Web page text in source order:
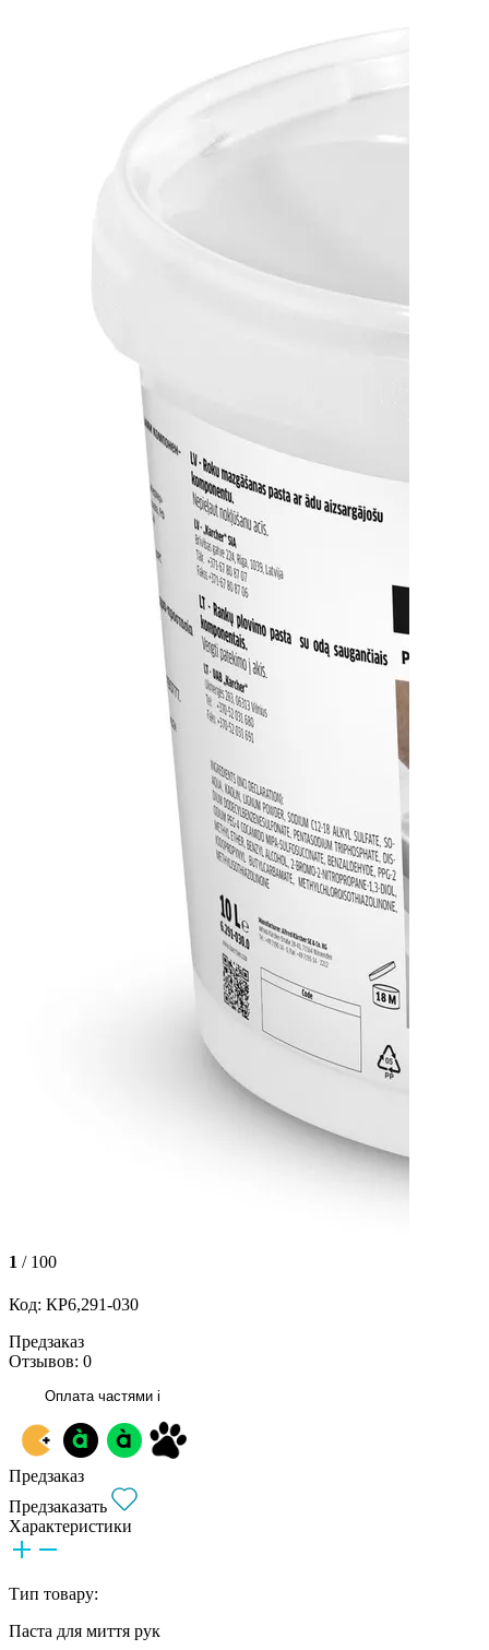
1 / 100
Код: КР6,291-030
Предзаказ
Отзывов: 0
Оплата частями i
Предзаказ
Предзаказать
Характеристики
Тип товару:
Паста для миття рук